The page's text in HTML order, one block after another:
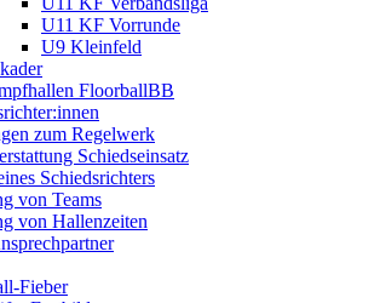
U11 KF Vorrunde
U9 Kleinfeld
FloorballBB
zum Regelwerk
Schiedseinsatz
Schiedsrichters
von Teams
von Hallenzeiten
Fieber